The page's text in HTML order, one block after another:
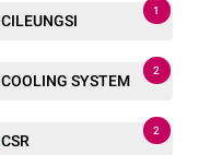
CILEUNGSI
1
COOLING SYSTEM
2
CSR
2